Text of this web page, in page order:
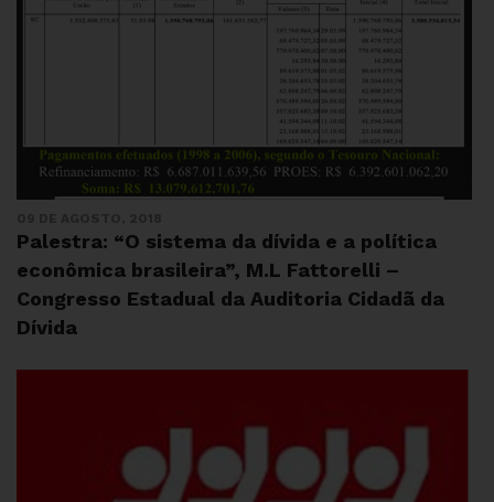
Palestra: “O sistema da dívida e a política
econômica brasileira”, M.L Fattorelli –
Congresso Estadual da Auditoria Cidadã da
Dívida